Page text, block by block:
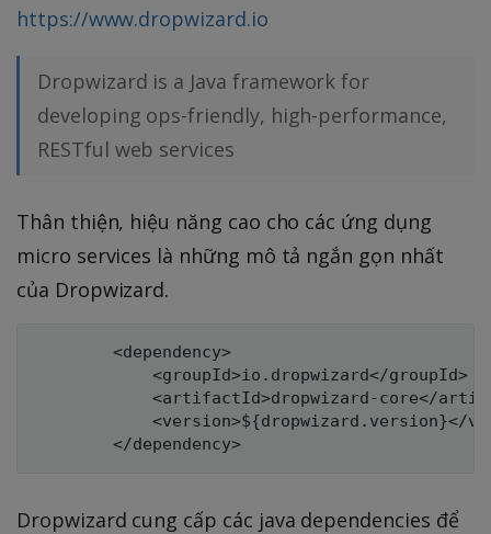
https://www.dropwizard.io
Dropwizard is a Java framework for
developing ops-friendly, high-performance,
RESTful web services
Thân thiện, hiệu năng cao cho các ứng dụng
micro services là những mô tả ngắn gọn nhất
của Dropwizard.
        <dependency>
            <groupId>io.dropwizard</groupId>
<artifactId>dropwizard-core</
<version>${dropwizard.version}</
Dropwizard cung cấp các java dependencies để